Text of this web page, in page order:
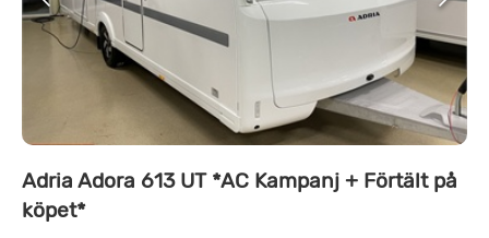
Adria Adora 613 UT *AC Kampanj + Förtält på
köpet*